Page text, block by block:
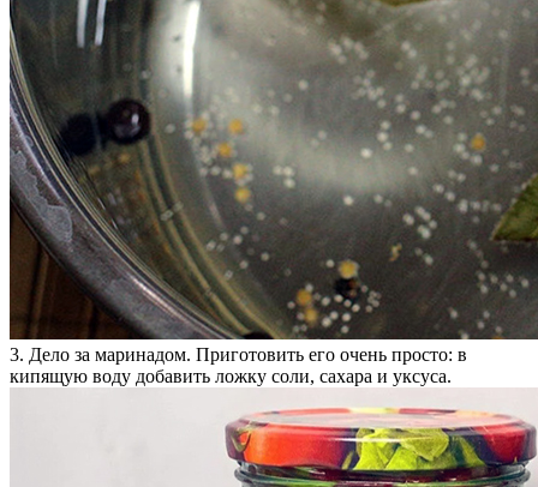
3. Дело за маринадом. Приготовить его очень просто: в
кипящую воду добавить ложку соли, сахара и уксуса.